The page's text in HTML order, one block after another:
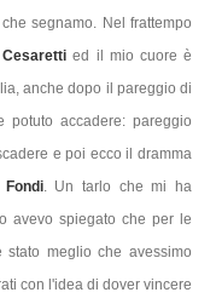
segnamo. Nel frattempo
Cesarettied il mio cuore è
anche dopo il pareggio di
potuto accadere: pareggio
e poi ecco il dramma
Fondi. Un tarlo che mi ha
avevo spiegato che per le
stato meglio che avessimo
con l'idea di dover vincere